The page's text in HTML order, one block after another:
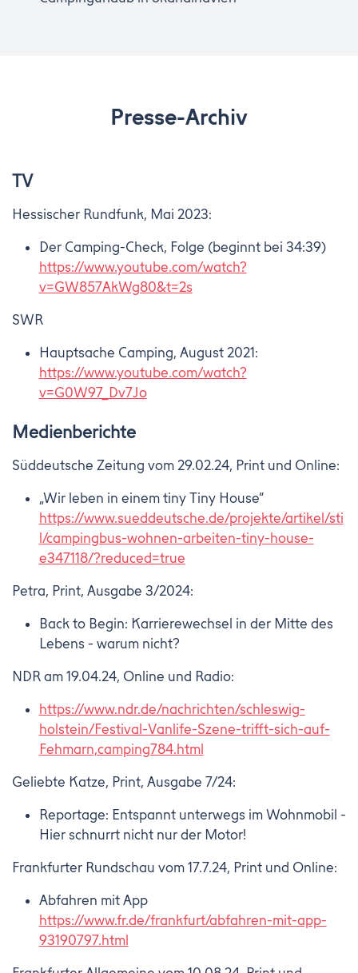
Presse-Archiv
TV
Hessischer Rundfunk, Mai 2023:
Der Camping-Check, Folge (beginnt bei 34:39)
https://www.youtube.com/watch?
v=GW857AkWg80&t=2s
SWR
Hauptsache Camping, August 2021:
https://www.youtube.com/watch?
v=G0W97_Dv7Jo
Medienberichte
Süddeutsche Zeitung vom 29.02.24, Print und Online:
„Wir leben in einem tiny Tiny House“
https://www.sueddeutsche.de/projekte/artikel/sti
l/campingbus-wohnen-arbeiten-tiny-house-
e347118/?reduced=true
Petra, Print, Ausgabe 3/2024:
Back to Begin: Karrierewechsel in der Mitte des
Lebens - warum nicht?
NDR am 19.04.24, Online und Radio:
https://www.ndr.de/nachrichten/schleswig-
holstein/Festival-Vanlife-Szene-trifft-sich-auf-
Fehmarn,camping784.html
Geliebte Katze, Print, Ausgabe 7/24:
Reportage: Entspannt unterwegs im Wohnmobil -
Hier schnurrt nicht nur der Motor!
Frankfurter Rundschau vom 17.7.24, Print und Online:
Abfahren mit App
https://www.fr.de/frankfurt/abfahren-mit-app-
93190797.html